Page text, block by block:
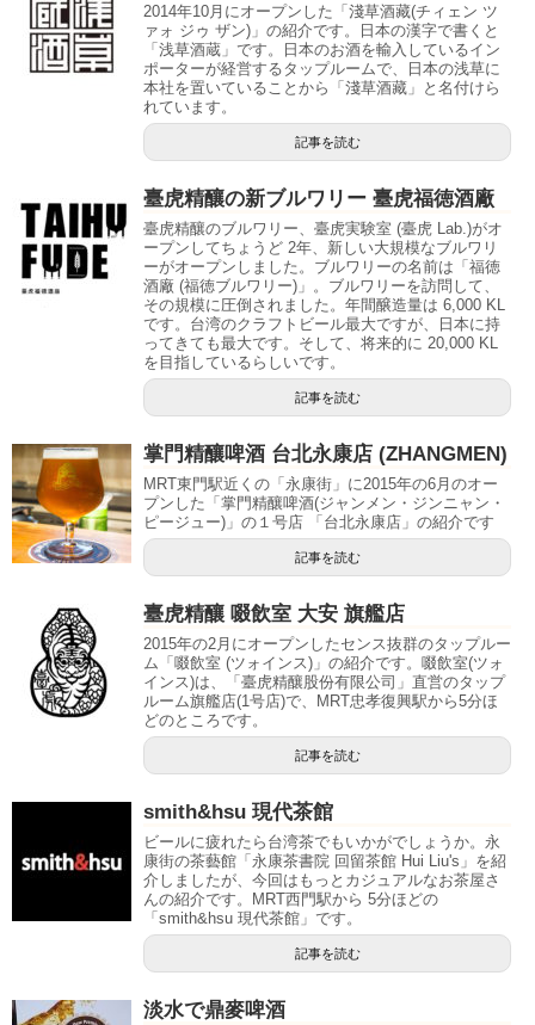
2014年10月にオープンした「淺草酒藏(チィェン ツ
ァォ ジゥ ザン)」の紹介です。日本の漢字で書くと
「浅草酒蔵」です。日本のお酒を輸入しているイン
ポーターが経営するタップルームで、日本の浅草に
本社を置いていることから「淺草酒藏」と名付けら
れています。
記事を読む
臺虎精釀の新ブルワリー 臺虎福徳酒廠
臺虎精釀のブルワリー、臺虎実験室 (臺虎 Lab.)がオ
ープンしてちょうど 2年、新しい大規模なブルワリ
ーがオープンしました。ブルワリーの名前は「福徳
酒廠 (福徳ブルワリー)」。ブルワリーを訪問して、
その規模に圧倒されました。年間醸造量は 6,000 KL
です。台湾のクラフトビール最大ですが、日本に持
ってきても最大です。そして、将来的に 20,000 KL
を目指しているらしいです。
記事を読む
掌門精釀啤酒 台北永康店 (ZHANGMEN)
MRT東門駅近くの「永康街」に2015年の6月のオー
プンした「掌門精釀啤酒(ジャンメン・ジンニャン・
ピージュー)」の１号店 「台北永康店」の紹介です
記事を読む
臺虎精釀 啜飲室 大安 旗艦店
2015年の2月にオープンしたセンス抜群のタップルー
ム「啜飲室 (ツォインス)」の紹介です。啜飲室(ツォ
インス)は、「臺虎精釀股份有限公司」直営のタップ
ルーム旗艦店(1号店)で、MRT忠孝復興駅から5分ほ
どのところです。
記事を読む
smith&hsu 現代茶館
ビールに疲れたら台湾茶でもいかがでしょうか。永
康街の茶藝館「永康茶書院 回留茶館 Hui Liu's」を紹
介しましたが、今回はもっとカジュアルなお茶屋さ
んの紹介です。MRT西門駅から 5分ほどの
「smith&hsu 現代茶館」です。
記事を読む
淡水で鼎麥啤酒